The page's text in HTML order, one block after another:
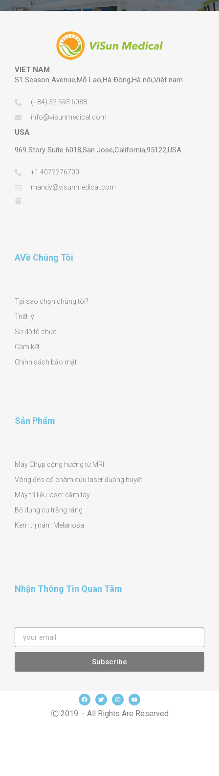
VIET NAM
S1 Season Avenue,Mỗ Lao,Hà Đông,Hà nội,Việt nam
(+84) 32 593 6088
info@visunmedical.com
USA
969 Story Suite 6018,San Jose,California,95122,USA.
+1 4072276700
mandy@visunmedical.com
AVề Chúng Tôi
Tại sao chọn chúng tôi?
Triết lý
Sơ đồ tổ chức
Cam kết
Chính sách bảo mật
Sản Phẩm
Máy Chụp cộng hưởng từ MRI
Vòng đeo cổ châm cứu laser đường huyết
Máy trị liệu laser cầm tay
Bộ dụng cụ trắng răng
Kem trị nám Melanosa
Nhận Thông Tin Quan Tâm
Subscribe
Ⓒ 2019 – All Rights Are Reserved